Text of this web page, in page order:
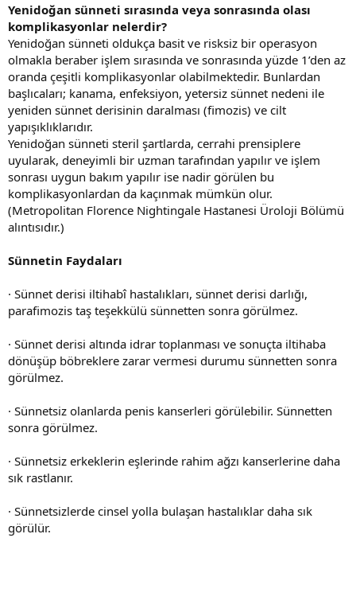
Yenidoğan sünneti sırasında veya sonrasında olası
komplikasyonlar nelerdir?
Yenidoğan sünneti oldukça basit ve risksiz bir operasyon
olmakla beraber işlem sırasında ve sonrasında yüzde 1’den az
oranda çeşitli komplikasyonlar olabilmektedir. Bunlardan
başlıcaları; kanama, enfeksiyon, yetersiz sünnet nedeni ile
yeniden sünnet derisinin daralması (fimozis) ve cilt
yapışıklıklarıdır.
Yenidoğan sünneti steril şartlarda, cerrahi prensiplere
uyularak, deneyimli bir uzman tarafından yapılır ve işlem
sonrası uygun bakım yapılır ise nadir görülen bu
komplikasyonlardan da kaçınmak mümkün olur.
(Metropolitan Florence Nightingale Hastanesi Üroloji Bölümü
alıntısıdır.)
Sünnetin Faydaları
· Sünnet derisi iltihabî hastalıkları, sünnet derisi darlığı,
parafimozis taş teşekkülü sünnetten sonra görülmez.
· Sünnet derisi altında idrar toplanması ve sonuçta iltihaba
dönüşüp böbreklere zarar vermesi durumu sünnetten sonra
görülmez.
· Sünnetsiz olanlarda penis kanserleri görülebilir. Sünnetten
sonra görülmez.
· Sünnetsiz erkeklerin eşlerinde rahim ağzı kanserlerine daha
sık rastlanır.
· Sünnetsizlerde cinsel yolla bulaşan hastalıklar daha sık
görülür.